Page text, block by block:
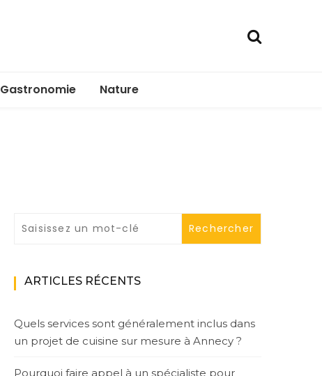
Gastronomie Nature
ARTICLES RÉCENTS
Quels services sont généralement inclus dans
un projet de cuisine sur mesure à Annecy ?
Pourquoi faire appel à un spécialiste pour